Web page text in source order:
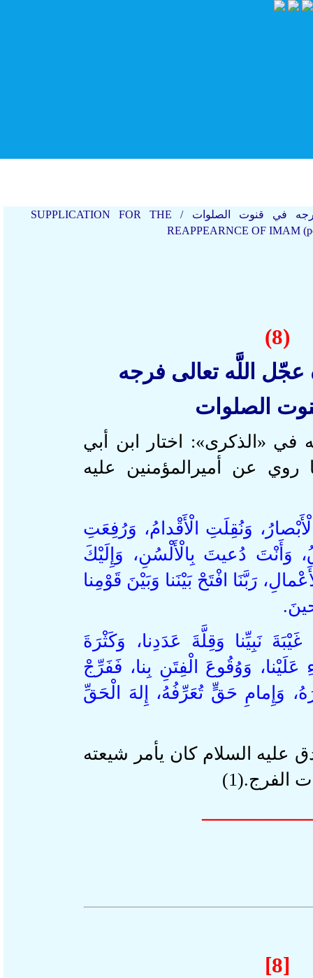
امام صادق علیه(8) الدعاء لظهوره عجّل اللَّه تعالى فرجه في قنوت الصلوات / SUPPLICATION FOR THE
REAPPEARNCE OF
اللَّه تعالى فرجه
الصلوات
«الذكرى»: اختار ابن أبي
عن ‏أميرالمؤمنين ‏عليه
وَنُقِلَتِ الْأَقْدامُ، وَرُفِعَتِ
وَأَنْتَ دُعيتَ بِالْأَلْسُنِ، وَإِلَيْكَ
رَبَّنَا افْتَحْ بَيْنَنا وَبَيْنَ قَوْمِنا
نَبِيِّنا وَقِلَّةَ عَدَدِنا، وَكَثْرَةَ
وَوُقُوعَ الْفِتَنِ بِنا، فَفَرِّجْ
وَإِمامِ حَقٍّ تُعَرِّفُهُ، إِلهَ الْحَقِّ
السلام كان يأمر شيعته
[8]